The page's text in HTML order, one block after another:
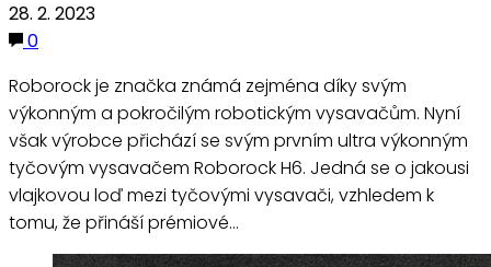
28. 2. 2023
0
Roborock je značka známá zejména díky svým
výkonným a pokročilým robotickým vysavačům. Nyní
však výrobce přichází se svým prvním ultra výkonným
tyčovým vysavačem Roborock H6. Jedná se o jakousi
vlajkovou loď mezi tyčovými vysavači, vzhledem k
tomu, že přináší prémiové…